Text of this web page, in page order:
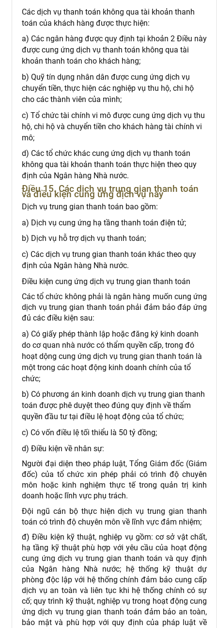
Các dịch vụ thanh toán không qua tài khoản thanh
toán của khách hàng được thực hiện:
a) Các ngân hàng được quy định tại khoản 2 Điều này
được cung ứng dịch vụ thanh toán không qua tài
khoản thanh toán cho khách hàng;
b) Quỹ tín dụng nhân dân được cung ứng dịch vụ
chuyển tiền, thực hiện các nghiệp vụ thu hộ, chi hộ
cho các thành viên của mình;
c) Tổ chức tài chính vi mô được cung ứng dịch vụ thu
hộ, chi hộ và chuyển tiền cho khách hàng tài chính vi
mô;
d) Các tổ chức khác cung ứng dịch vụ thanh toán
không qua tài khoản thanh toán thực hiện theo quy
định của Ngân hàng Nhà nước.
Điều 15. Các dịch vụ trung gian thanh toán
và điều kiện cung ứng dịch vụ này
Dịch vụ trung gian thanh toán bao gồm:
a) Dịch vụ cung ứng hạ tầng thanh toán điện tử;
b) Dịch vụ hỗ trợ dịch vụ thanh toán;
c) Các dịch vụ trung gian thanh toán khác theo quy
định của Ngân hàng Nhà nước.
Điều kiện cung ứng dịch vụ trung gian thanh toán
Các tổ chức không phải là ngân hàng muốn cung ứng
dịch vụ trung gian thanh toán phải đảm bảo đáp ứng
đủ các điều kiện sau:
a) Có giấy phép thành lập hoặc đăng ký kinh doanh
do cơ quan nhà nước có thẩm quyền cấp, trong đó
hoạt dộng cung ứng dịch vụ trung gian thanh toán là
một trong các hoạt động kinh doanh chính của tổ
chức;
b) Có phương án kinh doanh dịch vụ trung gian thanh
toán được phê duyệt theo đúng quy định về thẩm
quyền đầu tư tại điều lệ hoạt động của tổ chức;
c) Có vốn điều lệ tối thiểu là 50 tỷ đồng;
d) Điều kiện về nhân sự:
Người đại diện theo pháp luật, Tổng Giám đốc (Giám
đốc) của tổ chức xin phép phải có trình độ chuyên
môn hoặc kinh nghiệm thực tế trong quản trị kinh
doanh hoặc lĩnh vực phụ trách.
Đội ngũ cán bộ thực hiện dịch vụ trung gian thanh
toán có trình độ chuyên môn về lĩnh vực đảm nhiệm;
đ) Điều kiện kỹ thuật, nghiệp vụ gồm: cơ sở vật chất,
hạ tầng kỹ thuật phù hợp với yêu cầu của hoạt động
cung ứng dịch vụ trung gian thanh toán và quy định
của Ngân hàng Nhà nước; hệ thống kỹ thuật dự
phòng độc lập với hệ thống chính đảm bảo cung cấp
dịch vụ an toàn và liên tục khi hệ thống chính có sự
cố; quy trình kỹ thuật, nghiệp vụ trong hoạt động cung
ứng dịch vụ trung gian thanh toán đảm bảo an toàn,
bảo mật và phù hợp với quy định của pháp luật về